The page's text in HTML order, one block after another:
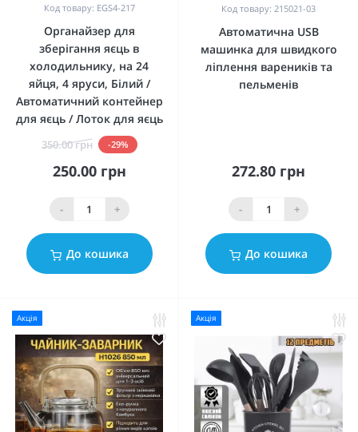
Код товару: EGS4-217
Органайзер для
зберігання яєць в
холодильнику, на 24
яйця, 4 яруси, Білий /
Автоматичний контейнер
для яєць / Лоток для яєць
350.00 грн -29%
250.00 грн
- +
До кошика
Код товару: 215021-03
Автоматична USB
машинка для швидкого
ліплення вареників та
пельменів
272.80 грн
- +
До кошика
Акція Акція